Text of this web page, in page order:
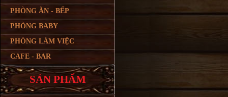
PHÒNG ĂN - BẾP
PHÒNG BABY
PHÒNG LÀM VIỆC
CAFE - BAR
SẢN PHẨM